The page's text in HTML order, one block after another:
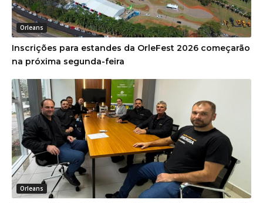
Orleans
Inscrições para estandes da OrleFest 2026 começarão
na próxima segunda-feira
Orleans